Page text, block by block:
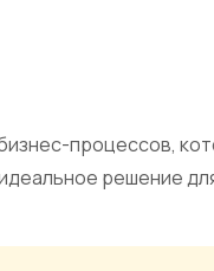
процессов,
решение